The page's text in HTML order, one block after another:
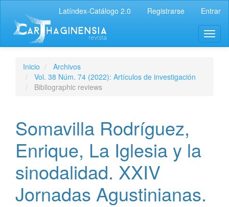
Latíndex-Catálogo 2.0 Registrarse Entrar
Inicio
Archivos
Vol. 38 Núm. 74 (2022): Artículos de investigación
Bibliographic reviews
Somavilla Rodríguez,
Enrique, La Iglesia y la
sinodalidad. XXIV
Jornadas Agustinianas.